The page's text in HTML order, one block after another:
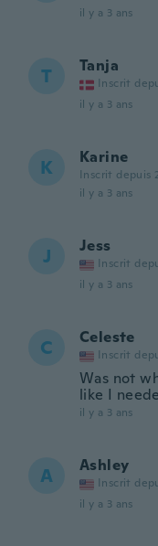
il y a 3 ans
T Tanja
Inscrit
il y a 3 ans
K Karine
Inscrit depuis
il y a 3 ans
J Jess
Inscrit
il y a 3 ans
C Celeste
Inscrit
Was not
like I
il y a 3 ans
A Ashley
Inscrit
il y a 3 ans